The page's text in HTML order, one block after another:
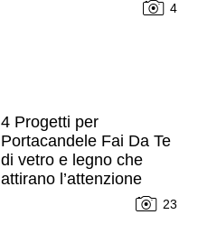
4
4 Progetti per
Portacandele Fai Da Te
di vetro e legno che
attirano l’attenzione
23